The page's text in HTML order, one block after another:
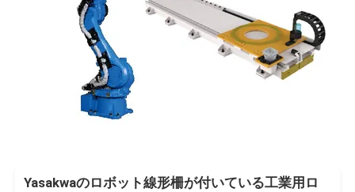
Yasakwaのロボット線形柵が付いている工業用ロ